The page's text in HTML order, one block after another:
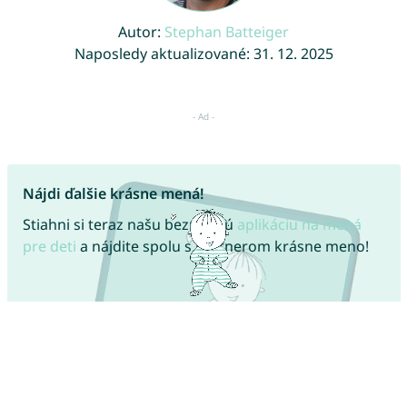
Autor: Stephan Batteiger
Naposledy aktualizované: 31. 12. 2025
Nájdi ďalšie krásne mená!
Stiahni si teraz našu bezplatnú aplikáciu na mená
pre deti a nájdite spolu s partnerom krásne meno!